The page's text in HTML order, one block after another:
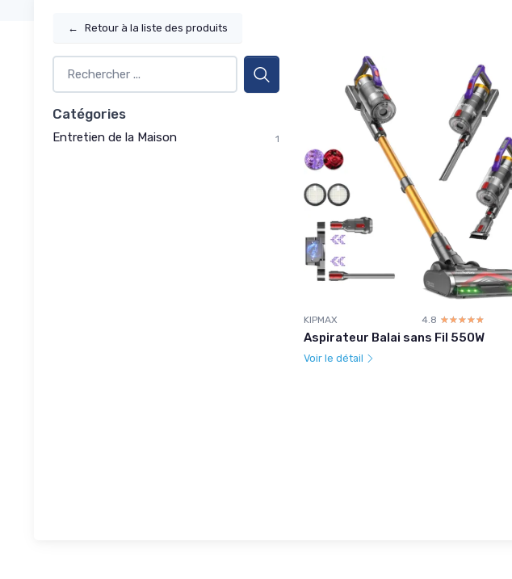
← Retour à la liste des produits
Catégories
Entretien de la Maison 1
KIPMAX 4.8 ☆☆☆☆☆
★★★★★
Aspirateur Balai sans Fil 550W
Voir le détail